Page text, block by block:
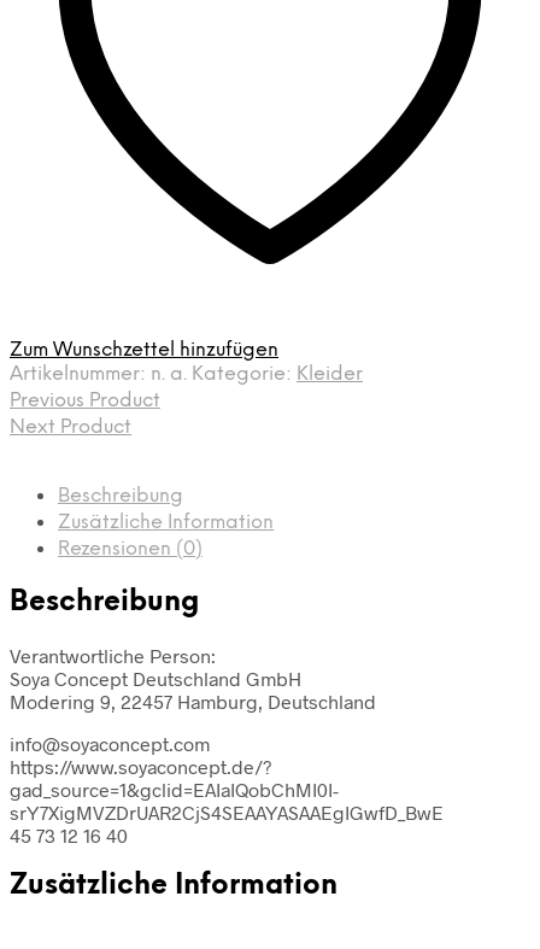
Zum Wunschzettel hinzufügen
Artikelnummer: n. a. Kategorie: Kleider
Previous Product
Next Product
Beschreibung
Zusätzliche Information
Rezensionen (0)
Beschreibung
Verantwortliche Person:
Soya Concept Deutschland GmbH
Modering 9, 22457 Hamburg, Deutschland
info@soyaconcept.com
https://www.soyaconcept.de/?
gad_source=1&gclid=EAIaIQobChMI0I-
srY7XigMVZDrUAR2CjS4SEAAYASAAEgIGwfD_BwE
45 73 12 16 40
Zusätzliche Information